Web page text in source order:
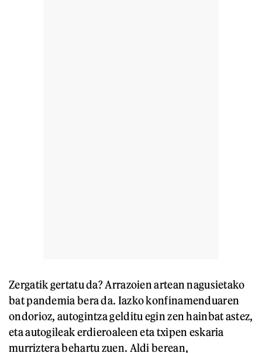
Zergatik gertatu da? Arrazoien artean nagusietako
bat pandemia bera da. Iazko konfinamenduaren
ondorioz, autogintza gelditu egin zen hainbat astez,
eta autogileak erdieroaleen eta txipen eskaria
murriztera behartu zuen. Aldi berean,